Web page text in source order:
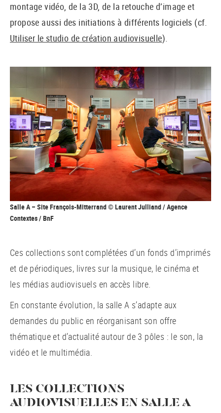
montage vidéo, de la 3D, de la retouche d’image et
propose aussi des initiations à différents logiciels (cf.
Utiliser le studio de création audiovisuelle).
Salle A – Site François-Mitterrand © Laurent Julliand / Agence
Contextes / BnF
Ces collections sont complétées d’un fonds d’imprimés
et de périodiques, livres sur la musique, le cinéma et
les médias audiovisuels en accès libre.
En constante évolution, la salle A s’adapte aux
demandes du public en réorganisant son offre
thématique et d’actualité autour de 3 pôles : le son, la
vidéo et le multimédia.
LES COLLECTIONS
AUDIOVISUELLES EN SALLE A